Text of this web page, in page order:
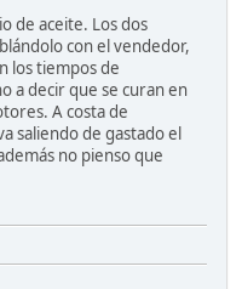
de aceite. Los dos
con el vendedor,
los tiempos de
a decir que se curan en
A costa de
saliendo de gastado el
no pienso que